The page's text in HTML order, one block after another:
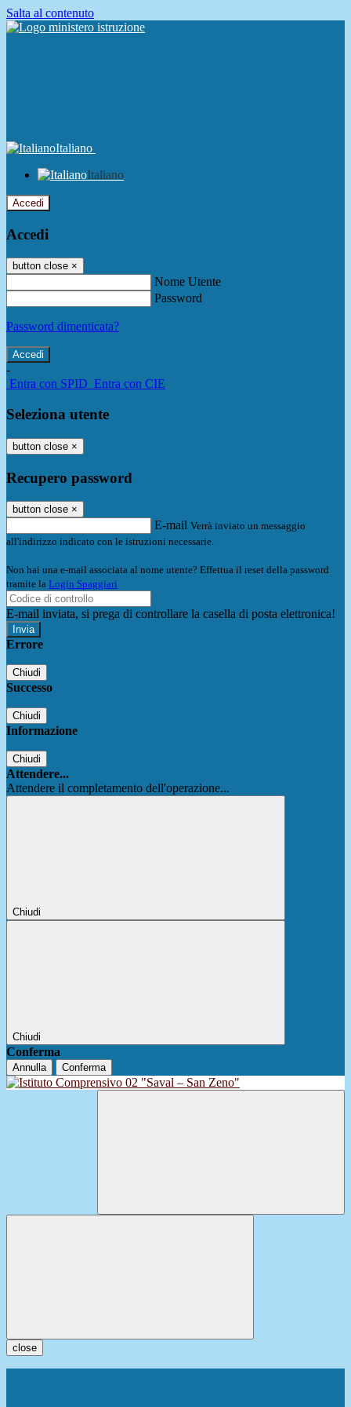
Salta al contenuto
Italiano
Italiano
Accedi
Accedi
button close ×
Nome Utente
Password
Password dimenticata?
-
Entra con SPID Entra con CIE
Seleziona utente
button close ×
Recupero password
button close ×
E-mail Verrà inviato un messaggio
all'indirizzo indicato con le istruzioni necessarie.
Non hai una e-mail associata al nome utente? Effettua il reset della password
tramite la Login Spaggiari
E-mail inviata, si prega di controllare la casella di posta elettronica!
Errore
Chiudi
Successo
Chiudi
Informazione
Chiudi
Attendere...
Attendere il completamento dell'operazione...
Chiudi
Chiudi
Conferma
Annulla Conferma
close